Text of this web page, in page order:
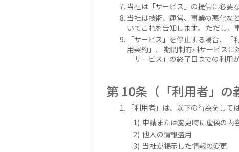
当社は「サービス」の提供に必要
当社は技術、運営、事業の悪化な
いてこれを告知します。 ただし、
「サービス」を停止する場合、
用契約」、 期間制有料サービス
「サービス」の終了日までの利用
第 10条（「利用者」の
「利用者」は、以下の行為をして
申請または変更時に虚偽の内
他人の情報盗用
当社が掲示した情報の変更